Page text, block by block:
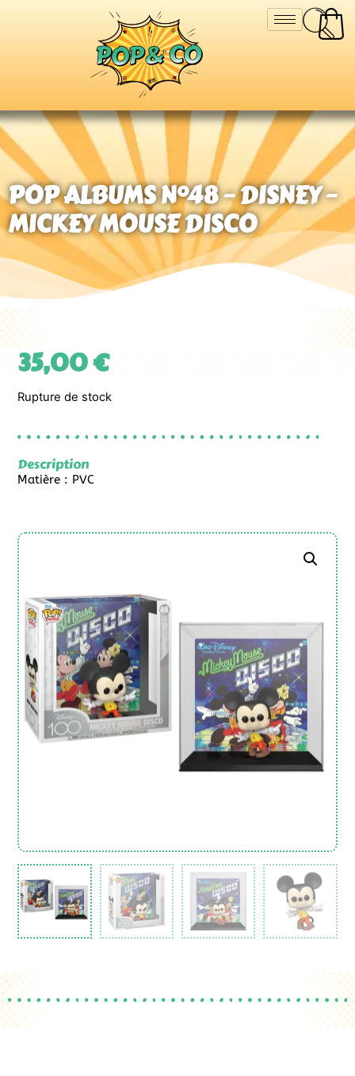
POP ALBUMS N°48 – DISNEY –
MICKEY MOUSE DISCO
35,00€
Rupture de stock
Description
Matière : PVC